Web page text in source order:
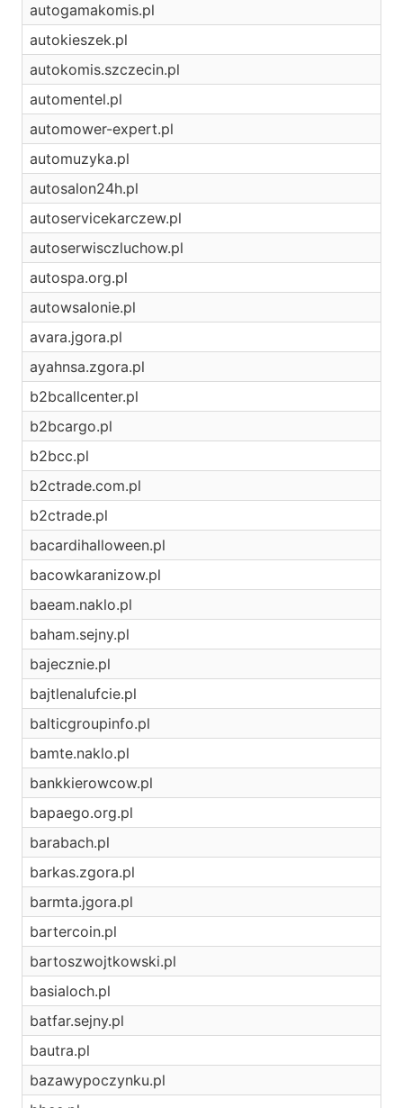
autogamakomis.pl
autokieszek.pl
autokomis.szczecin.pl
automentel.pl
automower-expert.pl
automuzyka.pl
autosalon24h.pl
autoservicekarczew.pl
autoserwisczluchow.pl
autospa.org.pl
autowsalonie.pl
avara.jgora.pl
ayahnsa.zgora.pl
b2bcallcenter.pl
b2bcargo.pl
b2bcc.pl
b2ctrade.com.pl
b2ctrade.pl
bacardihalloween.pl
bacowkaranizow.pl
baeam.naklo.pl
baham.sejny.pl
bajecznie.pl
bajtlenalufcie.pl
balticgroupinfo.pl
bamte.naklo.pl
bankkierowcow.pl
bapaego.org.pl
barabach.pl
barkas.zgora.pl
barmta.jgora.pl
bartercoin.pl
bartoszwojtkowski.pl
basialoch.pl
batfar.sejny.pl
bautra.pl
bazawypoczynku.pl